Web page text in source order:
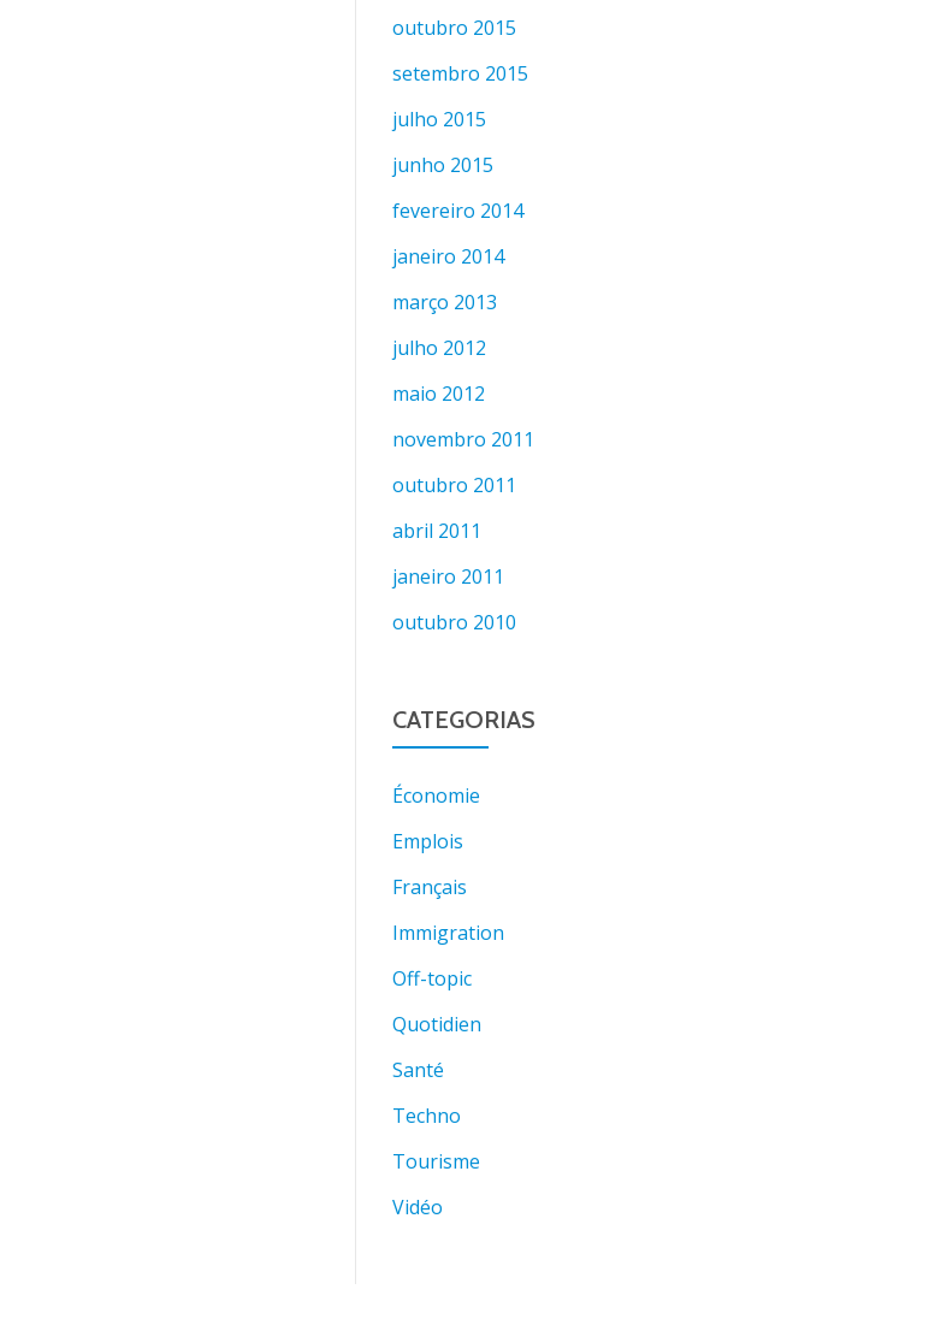
outubro 2015
setembro 2015
julho 2015
junho 2015
fevereiro 2014
janeiro 2014
março 2013
julho 2012
maio 2012
novembro 2011
outubro 2011
abril 2011
janeiro 2011
outubro 2010
CATEGORIAS
Économie
Emplois
Français
Immigration
Off-topic
Quotidien
Santé
Techno
Tourisme
Vidéo